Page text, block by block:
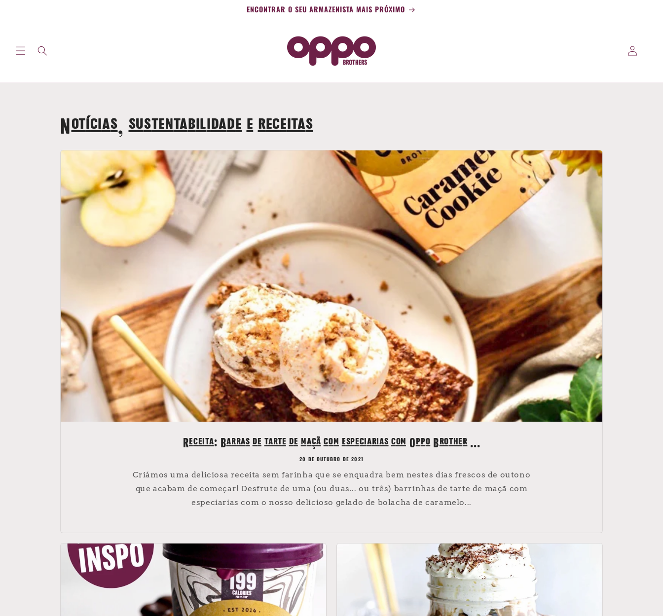
ENCONTRAR O SEU ARMAZENISTA MAIS PRÓXIMO
Iniciar
sessão
Notícias, sustentabilidade e receitas
Receita: Barras de tarte de maçã com especiarias com Oppo Brother ...
20 DE OUTUBRO DE 2021
Criámos uma deliciosa receita sem farinha que se enquadra bem nestes dias frescos de outono
que acabam de começar! Desfrute de uma (ou duas... ou três) barrinhas de tarte de maçã com
especiarias com o nosso delicioso gelado de bolacha de caramelo...